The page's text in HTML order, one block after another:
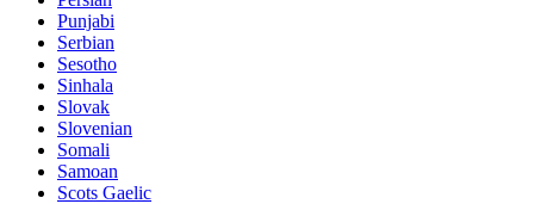
Punjabi
Serbian
Sesotho
Sinhala
Slovak
Slovenian
Somali
Samoan
Scots Gaelic